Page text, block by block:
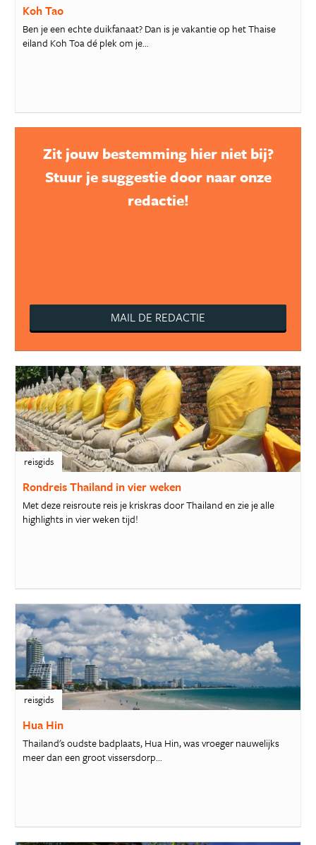
Koh Tao
Ben je een echte duikfanaat? Dan is je vakantie op het Thaise
eiland Koh Toa dé plek om je...
Zit jouw bestemming hier niet bij?
Stuur je suggestie door naar onze
redactie!
MAIL DE REDACTIE
reisgids
Rondreis Thailand in vier weken
Met deze reisroute reis je kriskras door Thailand en zie je alle
highlights in vier weken tijd!
reisgids
Hua Hin
Thailand's oudste badplaats, Hua Hin, was vroeger nauwelijks
meer dan een groot vissersdorp...